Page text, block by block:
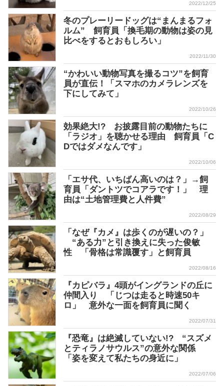
2022/12/25
冬のプレーリードッグは“まんまるフォ
ルム” 飼育員「換毛期の動物は姿の見
比べをするとおもしろい」
2022/11/30
“かわいい動物写真を撮るコツ”を飼育
員が直伝！「スマホのカメラレンズを
下にしてみて」
2022/10/26
効果絶大!? お披露目前の動物たちに
「ラジオ」を聴かせる理由 飼育員「C
Dではダメなんです」
2022/10/06
「エサ代、いちばん高いのは？」→飼
育員「ダントツでコアラです！」 理
由は“土地管理費と人件費”
2022/08/29
「なぜ『カメ』は歩くのが遅いの？」
“ある力”と引き換えに失った俊敏
性 「骨格は常識覆す」と飼育員
2022/08/16
『カピバラ』4頭がイングランドの丘に
仲間入り 「じつは走ると時速50キ
ロ」 意外な一面を飼育員に聞く
2022/07/31
『恐竜』は絶滅していない!? “スズメ
とティラノサウルス”の意外な関係
「姿を変えて私たちの身近に」
2022/07/06